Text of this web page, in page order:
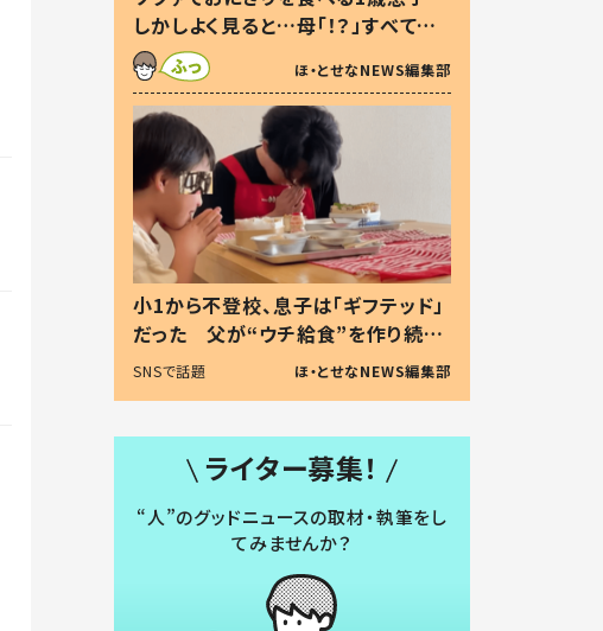
しかしよく見ると…母「！？」すべてを
察した母の投稿に「可愛いから許
す！」「現行犯〜」
ほ・とせなNEWS編集部
小1から不登校、息子は「ギフテッド」
だった 父が“ウチ給食”を作り続け
る理由とは #令和の親 #令和の子
SNSで話題 ほ・とせなNEWS編集部
ライター募集！
“人”のグッドニュースの取材・執筆をし
てみませんか？